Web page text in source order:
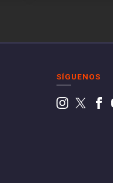
SÍGUENOS